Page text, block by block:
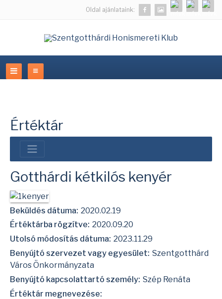
Oldal ajánlataink:
Értéktár
Gotthárdi kétkilós kenyér
Beküldés dátuma: 2020.02.19
Értéktárba rögzítve: 2020.09.20
Utolsó módosítás dátuma: 2023.11.29
Benyújtó szervezet vagy egyesület: Szentgotthárd
Város Önkormányzata
Benyújtó kapcsolattartó személy: Szép Renáta
Értéktár megnevezése: